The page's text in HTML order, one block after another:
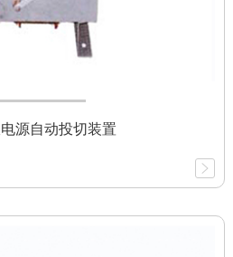
源自动投切装置